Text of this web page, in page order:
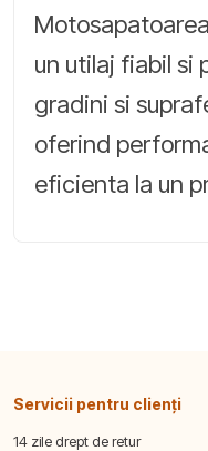
un utilaj fiabil si
gradini si
oferind
eficienta la un
Servicii pentru clienți
14 zile drept de retur